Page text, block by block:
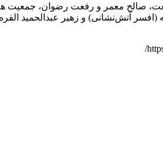
صالح معمر و رفعت رضوان، جمعیت
(افسر آتش‌نشانی) و زهیر عبدالحمید